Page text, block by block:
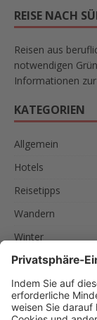
REISE NACH
Reisen aus
notwendigen
Informationen
KATEGORIEN
Allgemein
Hotels
Reisetipps
Wandern
Winter
AKTIVURLAUB